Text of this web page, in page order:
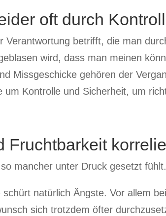
oft durch
Verantwortung betrifft, die man
wird, dass man meinen
Missgeschicke gehören der
um Kontrolle und Sicherheit, um
Fruchtbarkeit
mancher unter Druck gesetzt fühlt.
natürlich Ängste. Vor allem
sich trotzdem öfter